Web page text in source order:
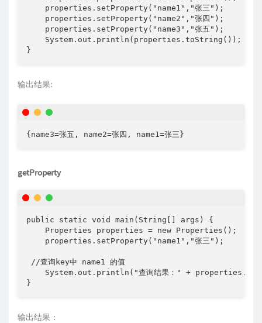
    properties.setProperty("name1","张三");
    properties.setProperty("name2","张四");
    properties.setProperty("name3","张五");
    System.out.println(properties.toString());
}
输出结果:
{name3=张五, name2=张四, name1=张三}
getProperty
public static void main(String[] args) {
    Properties properties = new Properties();
    properties.setProperty("name1","张三");
//查询key中 name1 的值
System.out.println("查询结果：" +
}
输出结果：